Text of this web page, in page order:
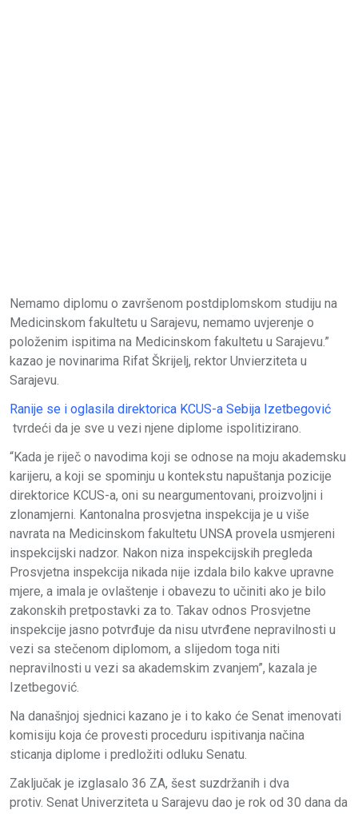
Nemamo diplomu o završenom postdiplomskom studiju na
Medicinskom fakultetu u Sarajevu, nemamo uvjerenje o
položenim ispitima na Medicinskom fakultetu u Sarajevu.”
kazao je novinarima Rifat Škrijelj, rektor Unvierziteta u
Sarajevu.
Ranije se i oglasila direktorica KCUS-a Sebija Izetbegović
tvrdeći da je sve u vezi njene diplome ispolitizirano.
“Kada je riječ o navodima koji se odnose na moju akademsku
karijeru, a koji se spominju u kontekstu napuštanja pozicije
direktorice KCUS-a, oni su neargumentovani, proizvoljni i
zlonamjerni. Kantonalna prosvjetna inspekcija je u više
navrata na Medicinskom fakultetu UNSA provela usmjereni
inspekcijski nadzor. Nakon niza inspekcijskih pregleda
Prosvjetna inspekcija nikada nije izdala bilo kakve upravne
mjere, a imala je ovlaštenje i obavezu to učiniti ako je bilo
zakonskih pretpostavki za to. Takav odnos Prosvjetne
inspekcije jasno potvrđuje da nisu utvrđene nepravilnosti u
vezi sa stečenom diplomom, a slijedom toga niti
nepravilnosti u vezi sa akademskim zvanjem”, kazala je
Izetbegović.
Na današnjoj sjednici kazano je i to kako će Senat imenovati
komisiju koja će provesti proceduru ispitivanja načina
sticanja diplome i predložiti odluku Senatu.
Zaključak je izglasalo 36 ZA, šest suzdržanih i dva
protiv. Senat Univerziteta u Sarajevu dao je rok od 30 dana da